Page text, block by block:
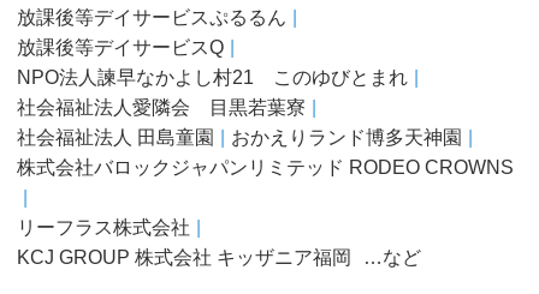
放課後等デイサービスぷるるん
放課後等デイサービスQ
NPO法人諫早なかよし村21 このゆびとまれ
社会福祉法人愛隣会 目黒若葉寮
社会福祉法人 田島童園
おかえりランド博多天神園
株式会社バロックジャパンリミテッド RODEO CROWNS
リーフラス株式会社
KCJ GROUP 株式会社 キッザニア福岡
…など